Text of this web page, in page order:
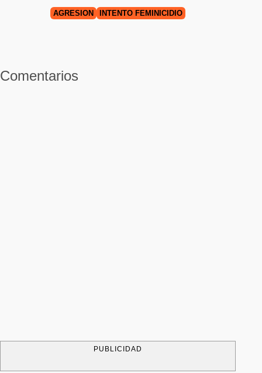
AGRESIÓN INTENTO FEMINICIDIO
Comentarios
PUBLICIDAD